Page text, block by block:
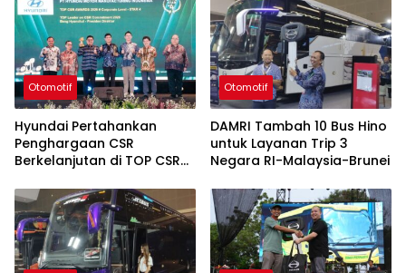
Otomotif
Hyundai Pertahankan
Penghargaan CSR
Berkelanjutan di TOP CSR
Otomotif
DAMRI Tambah 10 Bus Hino
untuk Layanan Trip 3
Negara RI-Malaysia-Brunei